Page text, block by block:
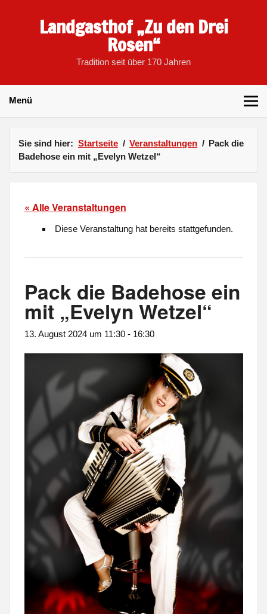
Landgasthof „Zu den Drei
Rosen“
Tradition seit über 170 Jahren
Menü
Sie sind hier: Startseite Veranstaltungen
Pack die
Badehose ein mit „Evelyn Wetzel“
« Alle Veranstaltungen
Diese Veranstaltung hat bereits stattgefunden.
Pack die Badehose ein
mit „Evelyn Wetzel“
13. August 2024 um 11:30- 16:30